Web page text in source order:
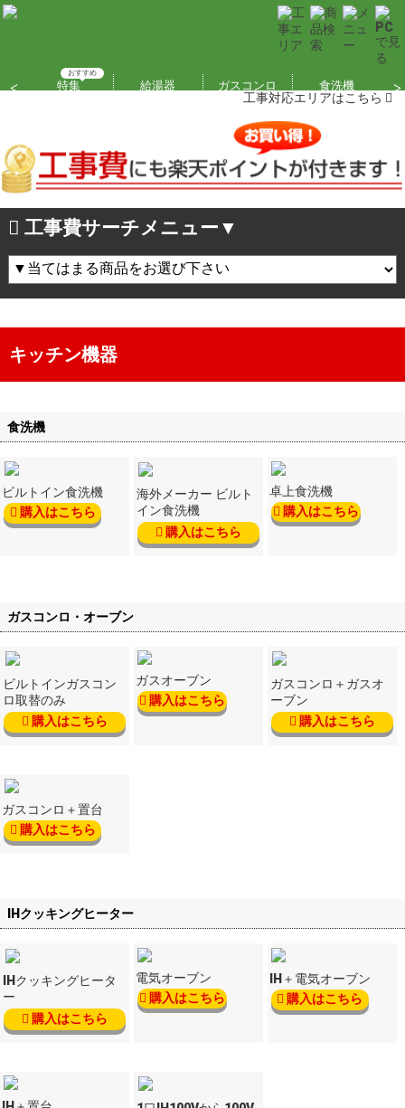
工事対応エリアはこちら
工事費サーチメニュー▼
キッチン機器
食洗機
ビルトイン食洗機
購入はこちら
海外メーカー ビルト
イン食洗機
購入はこちら
卓上食洗機
購入はこちら
ガスコンロ・オーブン
ビルトインガスコン
ロ取替のみ
購入はこちら
ガスオーブン
購入はこちら
ガスコンロ＋ガスオ
ーブン
購入はこちら
ガスコンロ＋置台
購入はこちら
IHクッキングヒーター
IHクッキングヒータ
ー
購入はこちら
電気オーブン
購入はこちら
IH＋電気オーブン
購入はこちら